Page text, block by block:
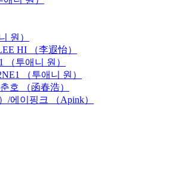
원）
HI （李遐怡）
（투애니 원）
（투애니 원）
호 （函春浩）
/에이핑크 （Apink）